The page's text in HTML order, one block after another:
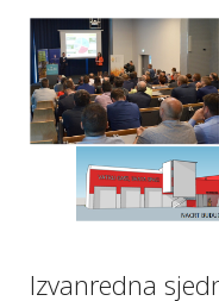
Izvanredna